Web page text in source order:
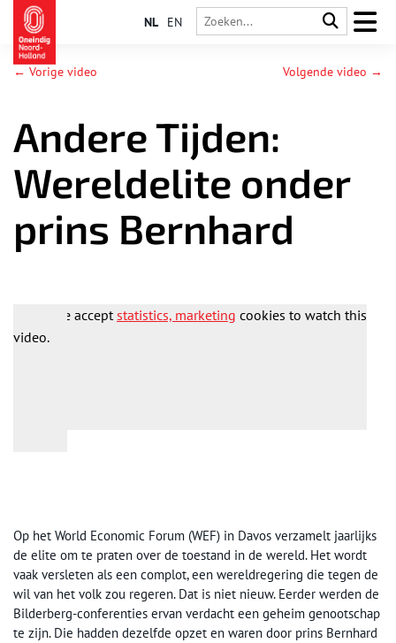
NL EN
← Vorige video Volgende video →
Andere Tijden:
Wereldelite onder
prins Bernhard
Please acceptstatistics, marketing cookies to watch this
video.
Op het World Economic Forum (WEF) in Davos verzamelt jaarlijks
de elite om te praten over de toestand in de wereld. Het wordt
vaak versleten als een complot, een wereldregering die tegen de
wil van het volk zou regeren. Dat is niet nieuw. Eerder werden de
Bilderberg-conferenties ervan verdacht een geheim genootschap
te zijn. Die hadden dezelfde opzet en waren door prins Bernhard